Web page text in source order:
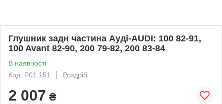
Глушник задн частина Ауді-AUDI: 100 82-91,
100 Avant 82-90, 200 79-82, 200 83-84
В наявності
Код: P01.151
Роздріб
2 007 ₴